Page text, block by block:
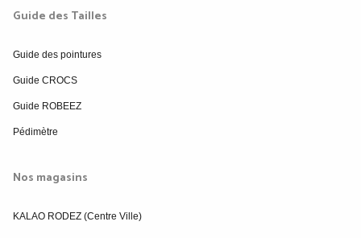
Guide des Tailles
Guide des pointures
Guide CROCS
Guide ROBEEZ
Pédimètre
Nos magasins
KALAO RODEZ (Centre Ville)